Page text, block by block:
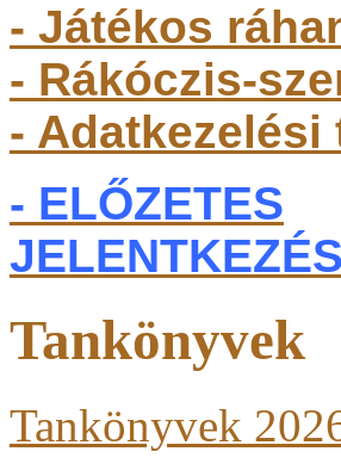
- Játékos
- Rákóczis-
- Adatkezelési
- ELŐZETES
Tankönyvek
Tankönyvek